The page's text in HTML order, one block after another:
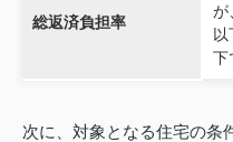
総返済負担率
が
下
次に、対象となる住宅の条